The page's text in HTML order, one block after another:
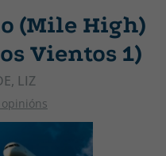
(Mile High)
Vientos 1)
LIZ
opinións